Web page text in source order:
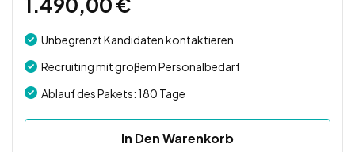
Unbegrenzt Kandidaten kontaktieren
Recruiting mit großem Personalbedarf
Ablauf des Pakets: 180 Tage
In Den Warenkorb